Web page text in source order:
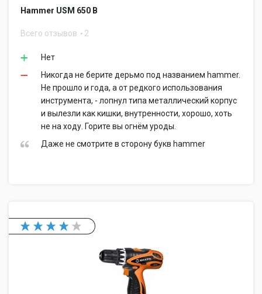
Hammer USM 650 B
Всего отзывов 2
Нет
Никогда не берите дерьмо под названием hammer.
Не прошло и года, а от редкого использования
инструмента, - лопнул типа металлический корпус
и вылезли как кишки, внутренности, хорошо, хоть
не на ходу. Горите вы огнём уроды.
Даже не смотрите в сторону букв hammer